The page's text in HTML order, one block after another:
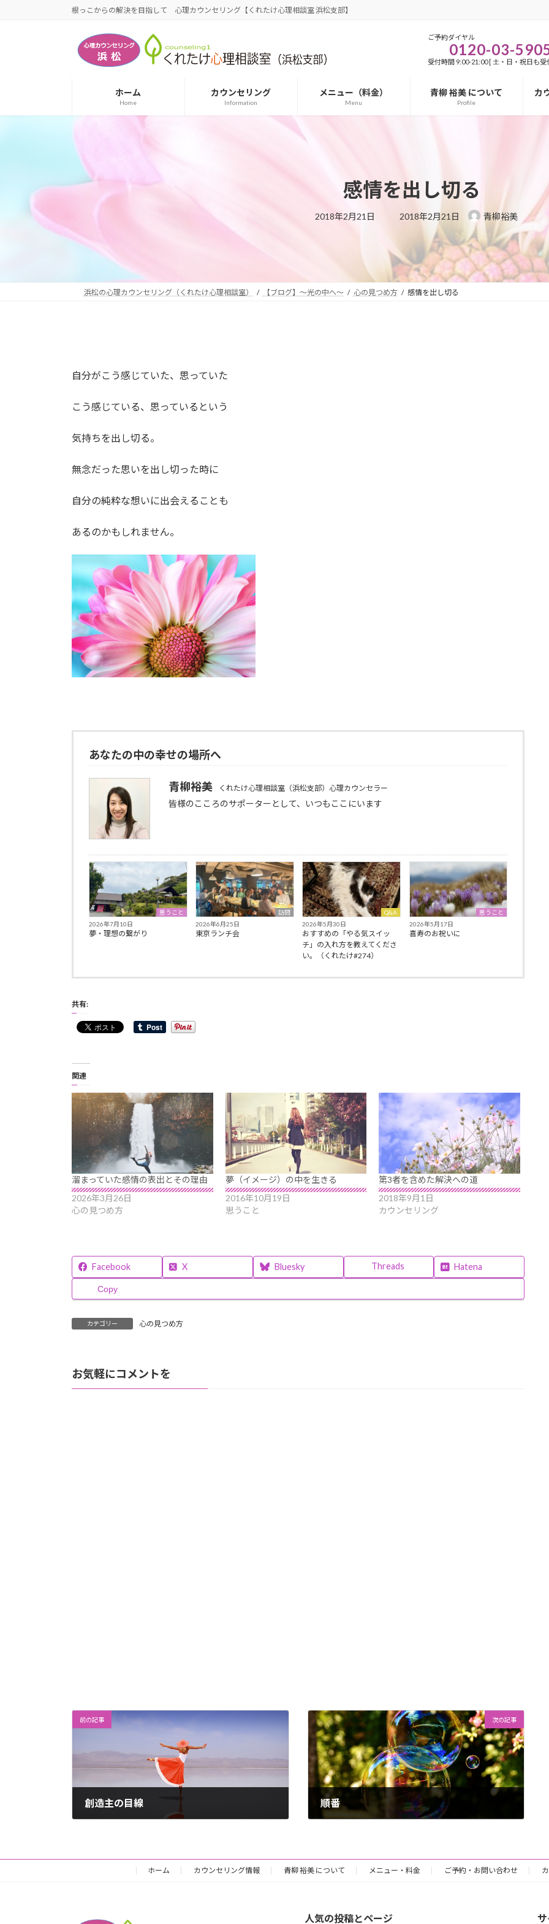
根っこからの解決を目指して 心理カウンセリング【くれたけ心理相談室 浜松支部】
ご予約ダイヤル
0120-03-
受付時間 9:00-21:00 [ 土・日・祝日も受
ホーム
Home
カウンセリング
Information
メニュー（料金）
Menu
青柳 裕美 について
Profile
カ
感情を出し切る
2018年2月21日
最
終
時
:
2018年2月21日 青柳裕美
浜松の心理カウンセリング（くれたけ心理相談室） 【ブログ】～光の中へ～ 心の見つめ方 感情を出し切る
自分がこう感じていた、思っていた
こう感じている、思っているという
気持ちを出し切る。
無念だった思いを出し切った時に
自分の純粋な想いに出会えることも
あるのかもしれません。
あなたの中の幸せの場所へ
青柳裕美 くれたけ心理相談室（浜松支部）心理カウンセラー
皆様のこころのサポーターとして、いつもここにいます
思うこと
2026年7月10日
夢・理想の繋がり
訪問
2026年6月25日
東京ランチ会
Q&A
2026年5月30日
おすすめの「やる気スイッ
チ」の入れ方を教えてくださ
い。（くれたけ#274）
思うこと
2026年5月17日
喜寿のお祝いに
共有:
関連
溜まっていた感情の表出とその理由
2026年3月26日
心の見つめ方
夢（イメージ）の中を生きる
2016年10月19日
思うこと
第3者を含めた解決への道
2018年9月1日
カウンセリング
Facebook X Bluesky Threads Hatena
Copy
カテゴリー 心の見つめ方
お気軽にコメントを
前の記事
創造主の目線
次の記事
順番
ホーム カウンセリング情報 青柳 裕美 について メニュー・料金 ご予約・お問い合わせ
人気の投稿とページ